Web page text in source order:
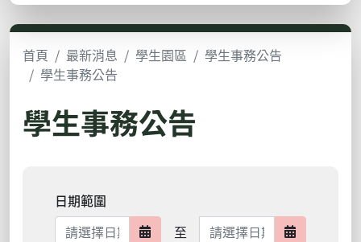
首頁 最新消息 學生園區
學生事務公告
學生事務公告
學生事務公告
日期範圍
日期範圍開始
至 日期範圍結束 日期範圍